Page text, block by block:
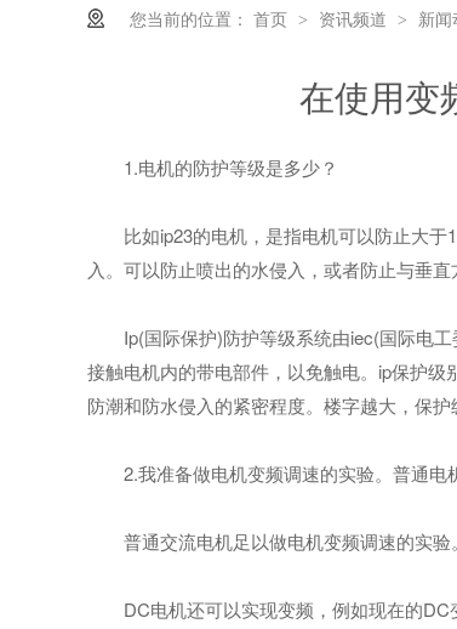
您当前的位置： 首页 > 资讯频道 > 新
在使用变
1.电机的防护等级是多少？
比如ip23的电机，是指电机可以防止大于
入。可以防止喷出的水侵入，或者防止与垂
Ip(国际保护)防护等级系统由iec(国际电工
接触电机内的带电部件，以免触电。ip保护
防潮和防水侵入的紧密程度。楼字越大，保护
2.我准备做电机变频调速的实验。普通电
普通交流电机足以做电机变频调速的实验。
DC电机还可以实现变频，例如现在的DC